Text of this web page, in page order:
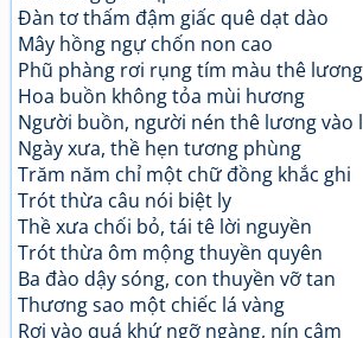
Đàn tơ thấm đậm giấc quê dạt dào
Mây hồng ngự chốn non cao
Phũ phàng rơi rụng tím màu thê lương
Hoa buồn không tỏa mùi hương
Người buồn, người nén thê lương vào
Ngày xưa, thề hẹn tương phùng
Trăm năm chỉ một chữ đồng khắc ghi
Trót thừa câu nói biệt ly
Thề xưa chối bỏ, tái tê lời nguyền
Trót thừa ôm mộng thuyền quyên
Ba đào dậy sóng, con thuyền vỡ tan
Thương sao một chiếc lá vàng
Rơi vào quá khứ ngỡ ngàng, nín câm